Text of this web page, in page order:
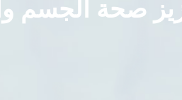
صحة الجسم